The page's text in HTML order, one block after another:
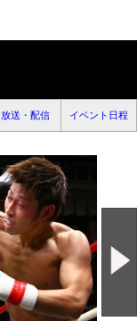
放送・配信 イベント日程